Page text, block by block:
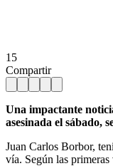
15
Compartir
Una impactante
asesinada el sábado,
Juan Carlos Borbor,
vía. Según las